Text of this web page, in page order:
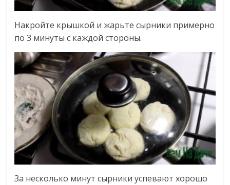
Накройте крышкой и жарьте сырники примерно
по 3 минуты с каждой стороны.
За несколько минут сырники успевают хорошо